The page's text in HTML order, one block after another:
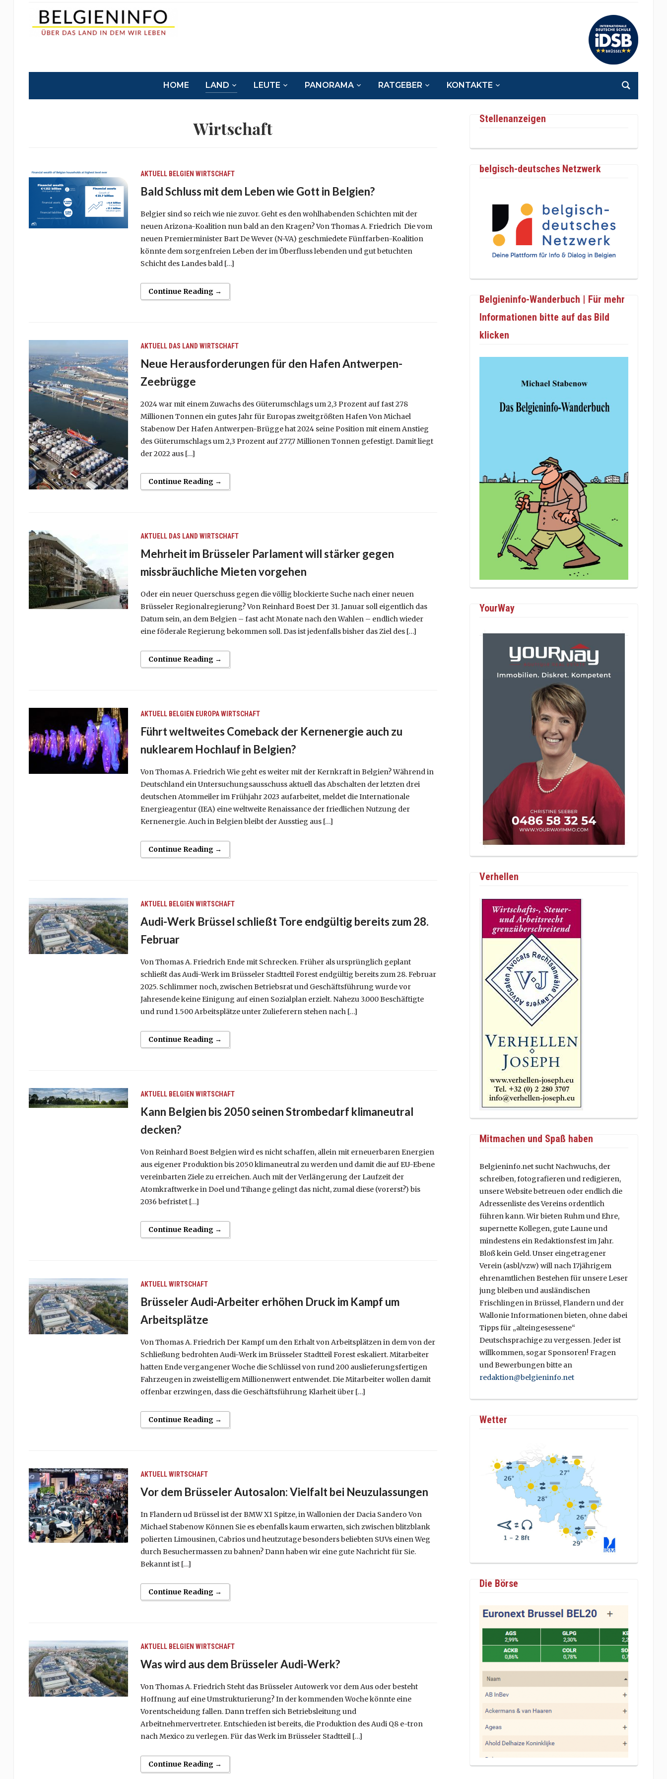
HOME LAND LEUTE PANORAMA RATGEBER KONTAKTE
Wirtschaft
AKTUELL BELGIEN WIRTSCHAFT
Bald Schluss mit dem Leben wie Gott in Belgien?
Belgier sind so reich wie nie zuvor. Geht es den wohlhabenden Schichten mit der
neuen Arizona-Koalition nun bald an den Kragen? Von Thomas A. Friedrich Die vom
neuen Premierminister Bart De Wever (N-VA) geschmiedete Fünffarben-Koalition
könnte dem sorgenfreien Leben der im Überfluss lebenden und gut betuchten
Schicht des Landes bald […]
Continue Reading →
AKTUELL DAS LAND WIRTSCHAFT
Neue Herausforderungen für den Hafen Antwerpen-
Zeebrügge
2024 war mit einem Zuwachs des Güterumschlags um 2,3 Prozent auf fast 278
Millionen Tonnen ein gutes Jahr für Europas zweitgrößten Hafen Von Michael
Stabenow Der Hafen Antwerpen-Brügge hat 2024 seine Position mit einem Anstieg
des Güterumschlags um 2,3 Prozent auf 277,7 Millionen Tonnen gefestigt. Damit liegt
der 2022 aus […]
Continue Reading →
AKTUELL DAS LAND WIRTSCHAFT
Mehrheit im Brüsseler Parlament will stärker gegen
missbräuchliche Mieten vorgehen
Oder ein neuer Querschuss gegen die völlig blockierte Suche nach einer neuen
Brüsseler Regionalregierung? Von Reinhard Boest Der 31. Januar soll eigentlich das
Datum sein, an dem Belgien – fast acht Monate nach den Wahlen – endlich wieder
eine föderale Regierung bekommen soll. Das ist jedenfalls bisher das Ziel des […]
Continue Reading →
AKTUELL BELGIEN EUROPAWIRTSCHAFT
Führt weltweites Comeback der Kernenergie auch zu
nuklearem Hochlauf in Belgien?
Von Thomas A. Friedrich Wie geht es weiter mit der Kernkraft in Belgien? Während in
Deutschland ein Untersuchungsausschuss aktuell das Abschalten der letzten drei
deutschen Atommeiler im Frühjahr 2023 aufarbeitet, meldet die Internationale
Energieagentur (IEA) eine weltweite Renaissance der friedlichen Nutzung der
Kernenergie. Auch in Belgien bleibt der Ausstieg aus […]
Continue Reading →
AKTUELL BELGIEN WIRTSCHAFT
Audi-Werk Brüssel schließt Tore endgültig bereits zum 28.
Februar
Von Thomas A. Friedrich Ende mit Schrecken. Früher als ursprünglich geplant
schließt das Audi-Werk im Brüsseler Stadtteil Forest endgültig bereits zum 28. Februar
2025. Schlimmer noch, zwischen Betriebsrat und Geschäftsführung wurde vor
Jahresende keine Einigung auf einen Sozialplan erzielt. Nahezu 3.000 Beschäftigte
und rund 1.500 Arbeitsplätze unter Zulieferern stehen nach […]
Continue Reading →
AKTUELL BELGIEN WIRTSCHAFT
Kann Belgien bis 2050 seinen Strombedarf klimaneutral
decken?
Von Reinhard Boest Belgien wird es nicht schaffen, allein mit erneuerbaren Energien
aus eigener Produktion bis 2050 klimaneutral zu werden und damit die auf EU-Ebene
vereinbarten Ziele zu erreichen. Auch mit der Verlängerung der Laufzeit der
Atomkraftwerke in Doel und Tihange gelingt das nicht, zumal diese (vorerst?) bis
2036 befristet […]
Continue Reading →
AKTUELLWIRTSCHAFT
Brüsseler Audi-Arbeiter erhöhen Druck im Kampf um
Arbeitsplätze
Von Thomas A. Friedrich Der Kampf um den Erhalt von Arbeitsplätzen in dem von der
Schließung bedrohten Audi-Werk im Brüsseler Stadtteil Forest eskaliert. Mitarbeiter
hatten Ende vergangener Woche die Schlüssel von rund 200 auslieferungsfertigen
Fahrzeugen in zweistelligem Millionenwert entwendet. Die Mitarbeiter wollen damit
offenbar erzwingen, dass die Geschäftsführung Klarheit über […]
Continue Reading →
AKTUELLWIRTSCHAFT
Vor dem Brüsseler Autosalon: Vielfalt bei Neuzulassungen
In Flandern ud Brüssel ist der BMW X1 Spitze, in Wallonien der Dacia Sandero Von
Michael Stabenow Können Sie es ebenfalls kaum erwarten, sich zwischen blitzblank
polierten Limousinen, Cabrios und heutzutage besonders beliebten SUVs einen Weg
durch Besuchermassen zu bahnen? Dann haben wir eine gute Nachricht für Sie.
Bekannt ist […]
Continue Reading →
AKTUELL BELGIEN WIRTSCHAFT
Was wird aus dem Brüsseler Audi-Werk?
Von Thomas A. Friedrich Steht das Brüsseler Autowerk vor dem Aus oder besteht
Hoffnung auf eine Umstrukturierung? In der kommenden Woche könnte eine
Vorentscheidung fallen. Dann treffen sich Betriebsleitung und
Arbeitnehmervertreter. Entschieden ist bereits, die Produktion des Audi Q8 e-tron
nach Mexico zu verlegen. Für das Werk im Brüsseler Stadtteil […]
Continue Reading →
Stellenanzeigen
belgisch-deutsches Netzwerk
Belgieninfo-Wanderbuch | Für mehr
Informationen bitte auf das Bild
klicken
YourWay
Verhellen
Mitmachen und Spaß haben
Belgieninfo.net sucht Nachwuchs, der
schreiben, fotografieren und redigieren,
unsere Website betreuen oder endlich die
Adressenliste des Vereins ordentlich
führen kann. Wir bieten Ruhm und Ehre,
supernette Kollegen, gute Laune und
mindestens ein Redaktionsfest im Jahr.
Bloß kein Geld. Unser eingetragener
Verein (asbl/vzw) will nach 17jährigem
ehrenamtlichen Bestehen für unsere Leser
jung bleiben und ausländischen
Frischlingen in Brüssel, Flandern und der
Wallonie Informationen bieten, ohne dabei
Tipps für „alteingesessene“
Deutschsprachige zu vergessen. Jeder ist
willkommen, sogar Sponsoren! Fragen
und Bewerbungen bitte an
redaktion@belgieninfo.net
Wetter
Die Börse